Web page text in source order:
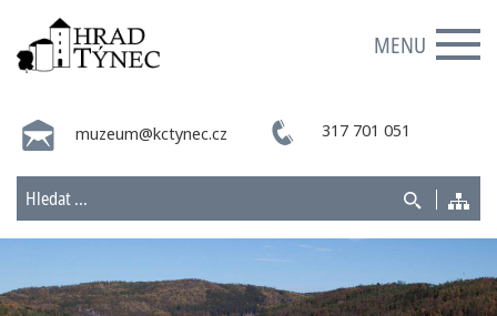
MENU
muzeum@kctynec.cz 317 701 051